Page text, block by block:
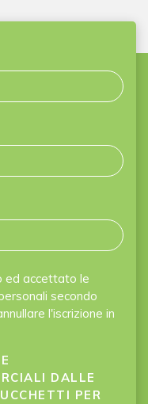
ed accettato le
secondo
l'iscrizione in
DALLE
PER